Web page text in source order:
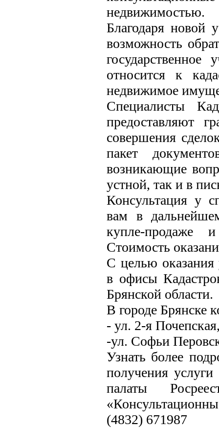
недвижимостью.
Благодаря новой
возможность
государственное
относится к
недвижимое
Специалисты
предоставляют
совершения
пакет
возникающие
устной, так и в
Консультация у
вам в
купле-продаже
Стоимость
С целью оказания
в офисы
Брянской области.
В городе Брянске
- ул. 2-я
-ул. Софьи
Узнать более
получения
палаты
(4832) 671987